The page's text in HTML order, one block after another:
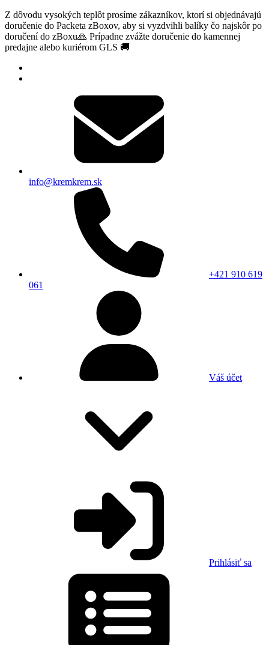
Z dôvodu vysokých teplôt prosíme zákazníkov, ktorí si objednávajú
doručenie do Packeta zBoxov, aby si vyzdvihli balíky čo najskôr po
doručení do zBoxu🙏 Prípadne zvážte doručenie do kamennej
predajne alebo kuriérom GLS 🚚
info@kremkrem.sk
+421 910 619
061
Váš účet
Prihlásiť sa